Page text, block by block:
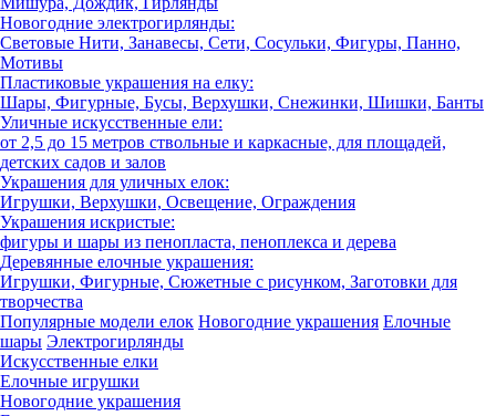
Новогодние электрогирлянды:
Световые Нити, Занавесы, Сети, Сосульки, Фигуры, Панно,
Мотивы
Пластиковые украшения на елку:
Шары, Фигурные, Бусы, Верхушки, Снежинки, Шишки, Банты
Уличные искусственные ели:
от 2,5 до 15 метров ствольные и каркасные, для площадей,
детских садов и залов
Украшения для уличных елок:
Игрушки, Верхушки, Освещение, Ограждения
Украшения искристые:
фигуры и шары из пенопласта, пеноплекса и дерева
Деревянные елочные украшения:
Игрушки, Фигурные, Сюжетные с рисунком, Заготовки для
творчества
Популярные модели елок Новогодние украшения Елочные
шары Электрогирлянды
Искусственные елки
Елочные игрушки
Новогодние украшения